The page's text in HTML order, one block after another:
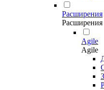
Расширения
Расширения
Agile
Agile